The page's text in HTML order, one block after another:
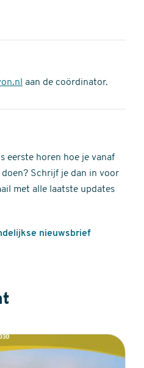
aan de coördinator.
eerste horen hoe je vanaf
Schrijf je dan in voor
met alle laatste updates
nieuwsbrief